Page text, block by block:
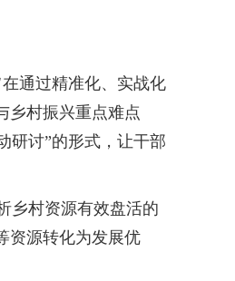
通过精准化、实战化
乡村振兴重点难点
研讨”的形式，让干部
乡村资源有效盘活的
资源转化为发展优